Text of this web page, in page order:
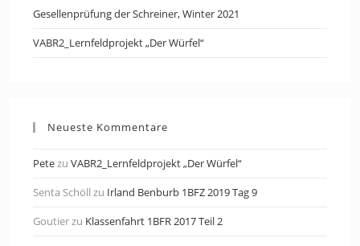
Gesellenprüfung der Schreiner, Winter 2021
VABR2_Lernfeldprojekt „Der Würfel“
Neueste Kommentare
PetezuVABR2_Lernfeldprojekt „Der Würfel“
Senta Schöll zu Irland Benburb 1BFZ 2019 Tag 9
Goutierzu Klassenfahrt 1BFR 2017 Teil 2